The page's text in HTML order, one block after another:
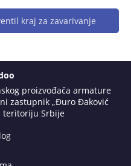
kraj za zavarivanje
proizvođača armature
zastupnik „Đuro Đaković
teritoriju Srbije